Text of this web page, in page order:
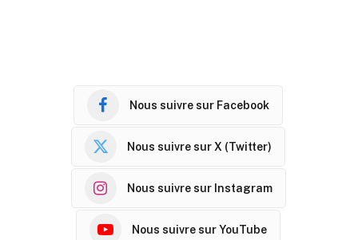
Nous suivre sur Facebook
Nous suivre sur X (Twitter)
Nous suivre sur Instagram
Nous suivre sur YouTube